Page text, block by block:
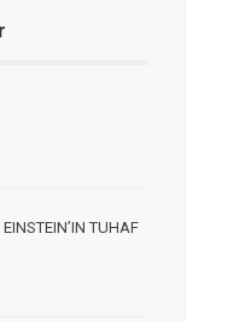
TUHAF